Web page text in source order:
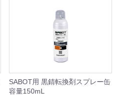
SABOT用 黒錆転換剤スプレー缶
容量150mL